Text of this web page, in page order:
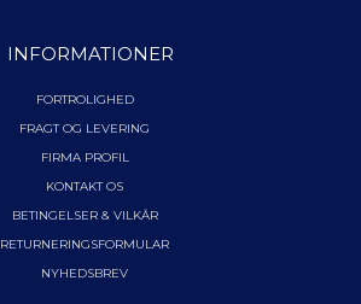
INFORMATIONER
FORTROLIGHED
FRAGT OG LEVERING
FIRMA PROFIL
KONTAKT OS
BETINGELSER & VILKÅR
RETURNERINGSFORMULAR
NYHEDSBREV